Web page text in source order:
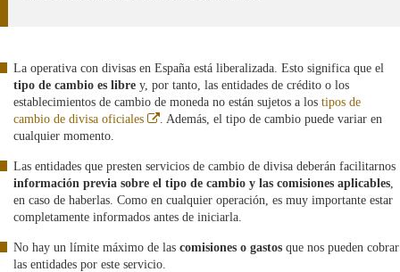
La operativa con divisas en España está liberalizada. Esto significa que el
tipo de cambio es libre y, por tanto, las entidades de crédito o los
establecimientos de cambio de moneda no están sujetos a los tipos de
cambio de divisa oficiales
Abre
. Además, el tipo de cambio puede variar en
cualquier momento.
Las entidades que presten servicios de cambio de divisa deberán facilitarnos
información previa sobre el tipo de cambio y las comisiones aplicables
en caso de haberlas. Como en cualquier operación, es muy importante estar
completamente informados antes de iniciarla.
No hay un límite máximo de las comisiones o gastos que nos pueden cobrar
las entidades por este servicio.